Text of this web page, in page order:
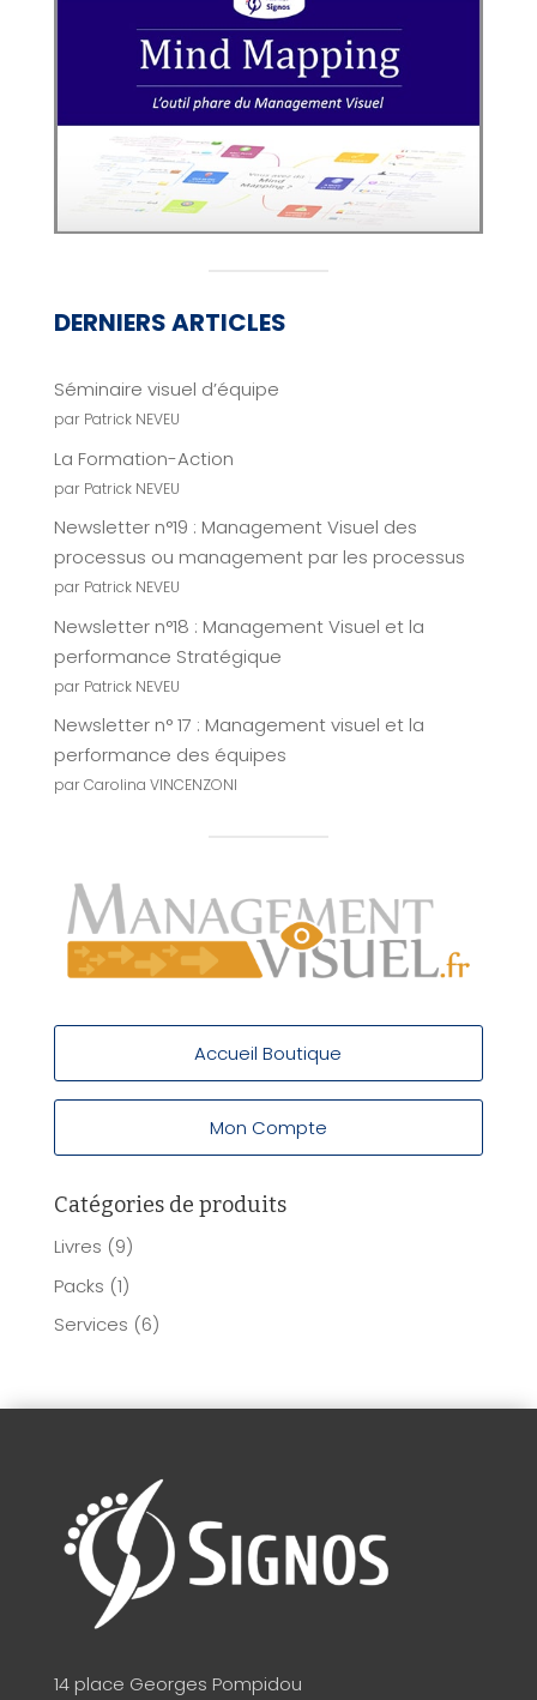
DERNIERS ARTICLES
Séminaire visuel d’équipe
par Patrick NEVEU
La Formation-Action
par Patrick NEVEU
Newsletter n°19 : Management Visuel des
processus ou management par les processus
par Patrick NEVEU
Newsletter n°18 : Management Visuel et la
performance Stratégique
par Patrick NEVEU
Newsletter n° 17 : Management visuel et la
performance des équipes
par Carolina VINCENZONI
Accueil Boutique
Mon Compte
Catégories de produits
Livres (9)
Packs (1)
Services (6)
14 place Georges Pompidou